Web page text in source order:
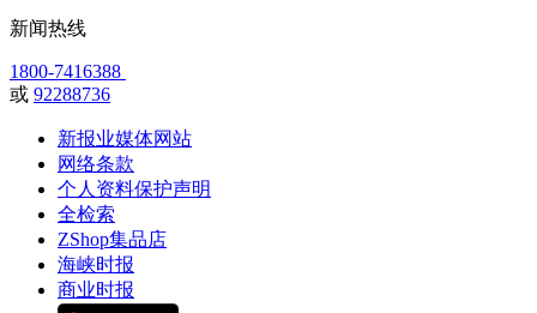
新闻热线
1800-7416388
或 92288736
新报业媒体网站
网络条款
个人资料保护声明
全检索
ZShop集品店
海峡时报
商业时报